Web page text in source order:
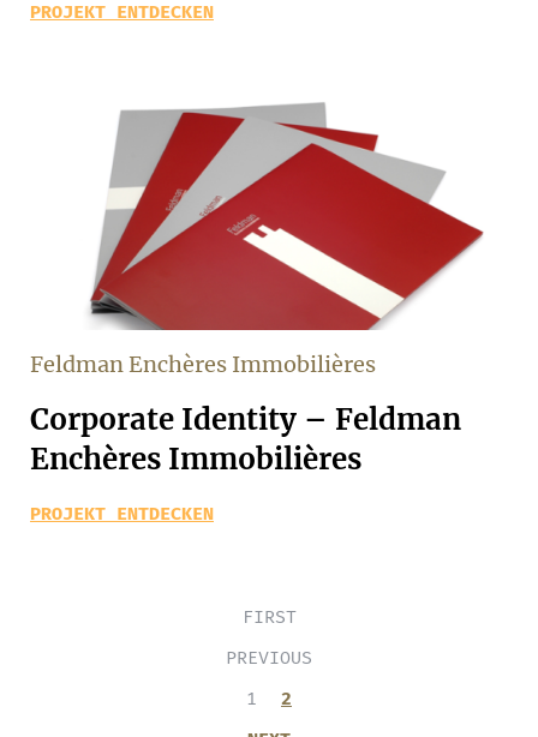
PROJEKT ENTDECKEN
Feldman Enchères Immobilières
Corporate Identity – Feldman
Enchères Immobilières
PROJEKT ENTDECKEN
FIRST
PREVIOUS
1
2